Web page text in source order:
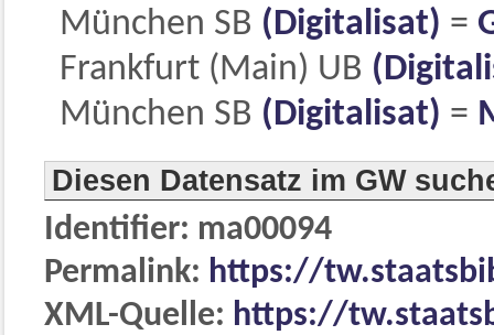
München SB (Digitalisat) =
Frankfurt (Main) UB
München SB (Digitalisat) =
Diesen Datensatz im GW
Identifier: ma00094
Permalink: https://
XML-Quelle: https://